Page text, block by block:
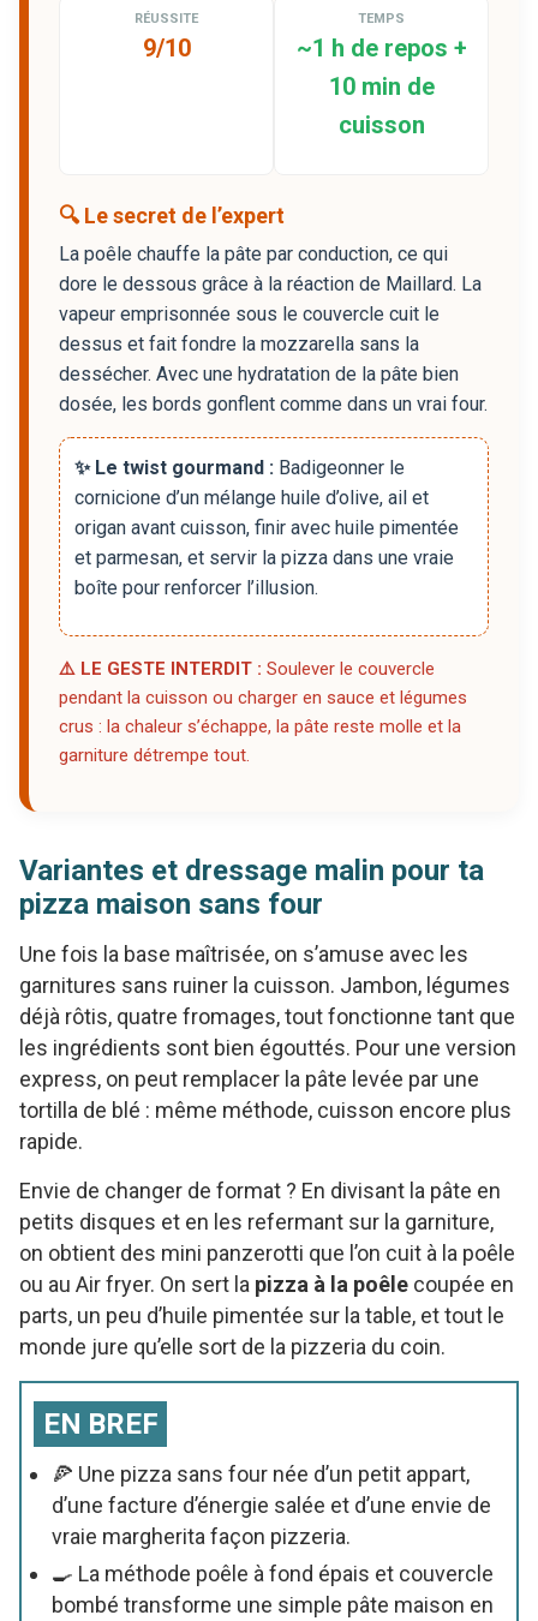
RÉUSSITE
9/10
TEMPS
~1 h de repos +
10 min de
cuisson
🔍 Le secret de l’expert
La poêle chauffe la pâte par conduction, ce qui
dore le dessous grâce à la réaction de Maillard. La
vapeur emprisonnée sous le couvercle cuit le
dessus et fait fondre la mozzarella sans la
dessécher. Avec une hydratation de la pâte bien
dosée, les bords gonflent comme dans un vrai four.
✨ Le twist gourmand : Badigeonner le
cornicione d’un mélange huile d’olive, ail et
origan avant cuisson, finir avec huile pimentée
et parmesan, et servir la pizza dans une vraie
boîte pour renforcer l’illusion.
⚠️ LE GESTE INTERDIT : Soulever le couvercle
pendant la cuisson ou charger en sauce et légumes
crus : la chaleur s’échappe, la pâte reste molle et la
garniture détrempe tout.
Variantes et dressage malin pour ta
pizza maison sans four
Une fois la base maîtrisée, on s’amuse avec les
garnitures sans ruiner la cuisson. Jambon, légumes
déjà rôtis, quatre fromages, tout fonctionne tant que
les ingrédients sont bien égouttés. Pour une version
express, on peut remplacer la pâte levée par une
tortilla de blé : même méthode, cuisson encore plus
rapide.
Envie de changer de format ? En divisant la pâte en
petits disques et en les refermant sur la garniture,
on obtient des mini panzerotti que l’on cuit à la poêle
ou au Air fryer. On sert la pizza à la poêle coupée en
parts, un peu d’huile pimentée sur la table, et tout le
monde jure qu’elle sort de la pizzeria du coin.
EN BREF
🍕 Une pizza sans four née d’un petit appart,
d’une facture d’énergie salée et d’une envie de
vraie margherita façon pizzeria.
🍳 La méthode poêle à fond épais et couvercle
bombé transforme une simple pâte maison en